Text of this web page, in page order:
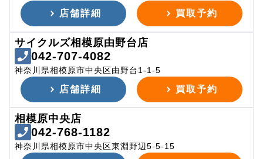
店舗詳細 買取予約
サイクルズ相模原由野台店
042-707-4082
神奈川県相模原市中央区由野台1-1-5
店舗詳細 買取予約
相模原中央店
042-768-1182
神奈川県相模原市中央区東淵野辺5-5-15